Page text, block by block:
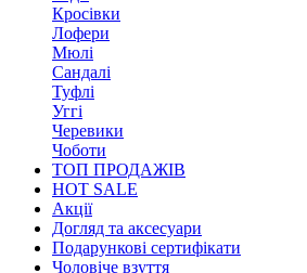
Кросівки
Лофери
Мюлі
Сандалі
Туфлі
Уггі
Черевики
Чоботи
ТОП ПРОДАЖІВ
HOT SALE
Акції
Догляд та аксесуари
Подарункові сертифікати
Чоловіче взуття